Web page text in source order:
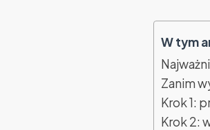
W tym
Zanim
Krok 1:
Krok 2: